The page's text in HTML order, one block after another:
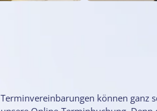
Terminvereinbarungen können ganz